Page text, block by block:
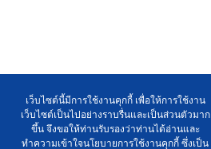
เว็บไซต์นี้มีการใช้งานคุกกี้ เพื่อให้การใช้งาน
เว็บไซต์เป็นไปอย่างราบรื่นและเป็นส่วนตัวมาก
ขึ้น จึงขอให้ท่านรับรองว่าท่านได้อ่านและ
ทำความเข้าใจนโยบายการใช้งานคุกกี้ ซึ่งเป็น